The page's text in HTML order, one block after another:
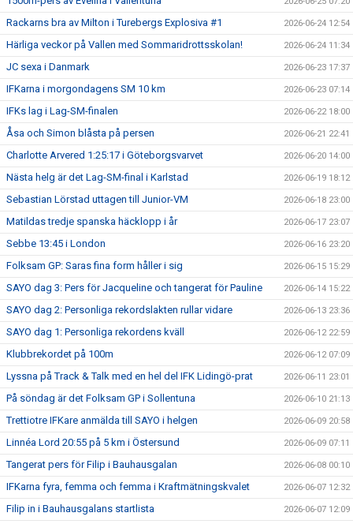
Rackarns bra av Milton i Turebergs Explosiva #1 2026-06-24 12:54
Härliga veckor på Vallen med Sommaridrottsskolan! 2026-06-24 11:34
JC sexa i Danmark 2026-06-23 17:37
IFKarna i morgondagens SM 10 km 2026-06-23 07:14
IFKs lag i Lag-SM-finalen 2026-06-22 18:00
Åsa och Simon blåsta på persen 2026-06-21 22:41
Charlotte Arvered 1:25:17 i Göteborgsvarvet 2026-06-20 14:00
Nästa helg är det Lag-SM-final i Karlstad 2026-06-19 18:12
Sebastian Lörstad uttagen till Junior-VM 2026-06-18 23:00
Matildas tredje spanska häcklopp i år 2026-06-17 23:07
Sebbe 13:45 i London 2026-06-16 23:20
Folksam GP: Saras fina form håller i sig 2026-06-15 15:29
SAYO dag 3: Pers för Jacqueline och tangerat för Pauline 2026-06-14 15:22
SAYO dag 2: Personliga rekordslakten rullar vidare 2026-06-13 23:36
SAYO dag 1: Personliga rekordens kväll 2026-06-12 22:59
Klubbrekordet på 100m 2026-06-12 07:09
Lyssna på Track & Talk med en hel del IFK Lidingö-prat 2026-06-11 23:01
På söndag är det Folksam GP i Sollentuna 2026-06-10 21:13
Trettiotre IFKare anmälda till SAYO i helgen 2026-06-09 20:58
Linnéa Lord 20:55 på 5 km i Östersund 2026-06-09 07:11
Tangerat pers för Filip i Bauhausgalan 2026-06-08 00:10
IFKarna fyra, femma och femma i Kraftmätningskvalet 2026-06-07 12:32
Filip in i Bauhausgalans startlista 2026-06-07 12:09